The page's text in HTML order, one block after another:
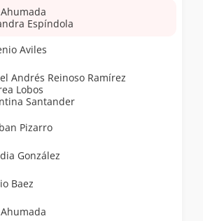
José Ahumada
Espíndola
Aviles
Rafael Andrés Reinoso Ramírez
Lobos
Santander
Esteban Pizarro
González
Baez
José Ahumada